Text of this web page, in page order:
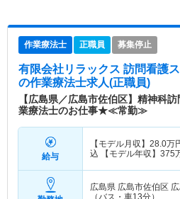
作業療法士 正職員 募集停止
有限会社リラックス 訪問看護
の作業療法士求人(正職員)
【広島県／広島市佐伯区】精神科
業療法士のお仕事★≪常勤≫
給与
【モデル月収】 28.0万
込 【モデル年収】 375
広島県 広島市佐伯区
（バス・車13分）